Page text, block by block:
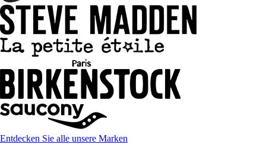
Entdecken Sie alle unsere Marken